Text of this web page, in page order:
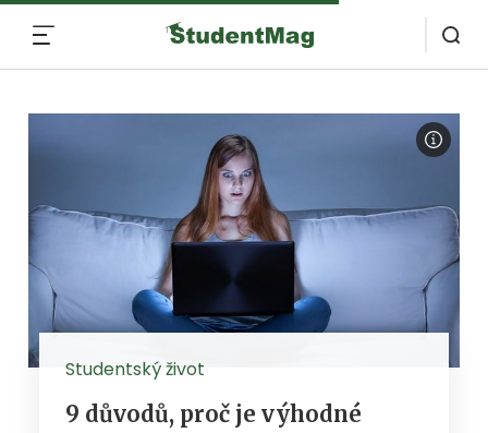
Studentský život
9 důvodů, proč je výhodné